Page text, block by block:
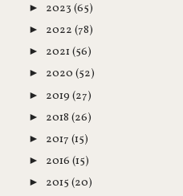
► 2023 (65)
► 2022 (78)
► 2021 (56)
► 2020 (52)
► 2019 (27)
► 2018 (26)
► 2017 (15)
► 2016 (15)
► 2015 (20)